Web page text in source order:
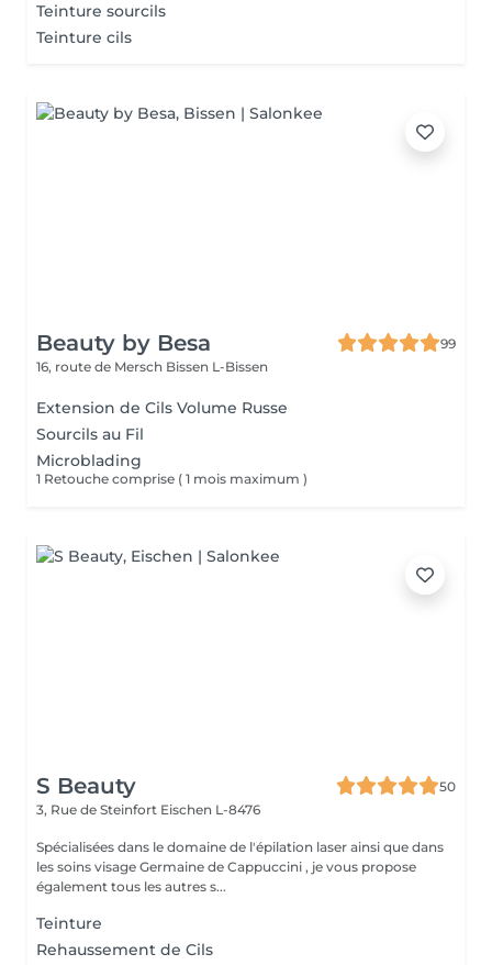
Teinture sourcils
Teinture cils
Beauty by Besa
99
16, route de Mersch Bissen L-Bissen
Extension de Cils Volume Russe
Sourcils au Fil
Microblading
1 Retouche comprise ( 1 mois maximum )
S Beauty
50
3, Rue de Steinfort Eischen L-8476
Spécialisées dans le domaine de l'épilation laser ainsi que dans
les soins visage Germaine de Cappuccini , je vous propose
également tous les autres s...
Teinture
Rehaussement de Cils